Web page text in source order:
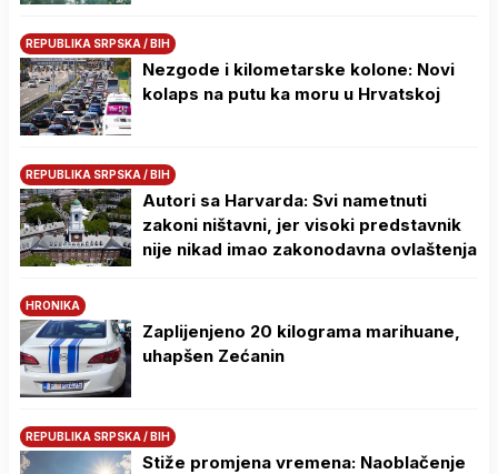
REPUBLIKA SRPSKA / BIH
Nezgode i kilometarske kolone: Novi
kolaps na putu ka moru u Hrvatskoj
REPUBLIKA SRPSKA / BIH
Autori sa Harvarda: Svi nametnuti
zakoni ništavni, jer visoki predstavnik
nije nikad imao zakonodavna ovlaštenja
HRONIKA
Zaplijenjeno 20 kilograma marihuane,
uhapšen Zećanin
REPUBLIKA SRPSKA / BIH
Stiže promjena vremena: Naoblačenje